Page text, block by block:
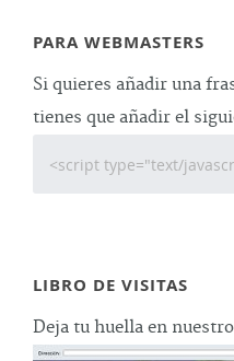
PARA WEBMASTERS
Si quieres añadir una
tienes que añadir el
LIBRO DE VISITAS
Deja tu huella en